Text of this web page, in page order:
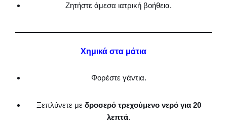
Ζητήστε άμεσα ιατρική βοήθεια.
Χημικά στα μάτια
Φορέστε γάντια.
Ξεπλύνετε με δροσερό τρεχούμενο νερό για 20
λεπτά.